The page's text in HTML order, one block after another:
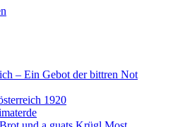
– Ein Gebot der bittren Not
1920